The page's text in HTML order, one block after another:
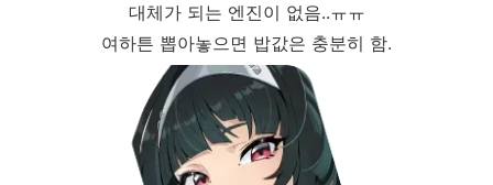
대체가 되는 엔진이 없음..ㅠㅠ
여하튼 뽑아놓으면 밥값은 충분히 함.